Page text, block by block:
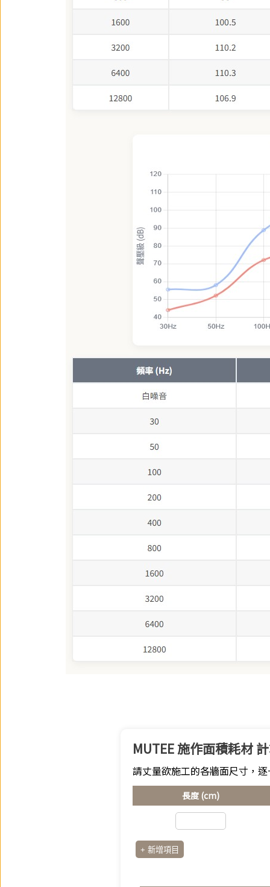
MUTEE 施作面積耗材
請丈量欲施工的各牆面尺寸，
長度 (cm)
+ 新增項目